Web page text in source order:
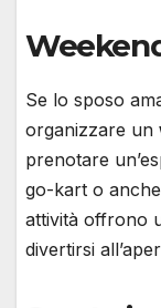
Se lo sposo
organizzare un
prenotare
go-kart o
attività offrono
divertirsi